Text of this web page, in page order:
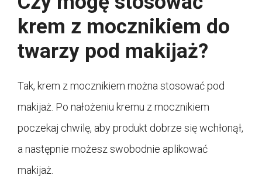
krem z mocznikiem do
twarzy pod makijaż?
Tak, krem z mocznikiem można stosować pod
makijaż. Po nałożeniu kremu z mocznikiem
poczekaj chwilę, aby produkt dobrze się wchłonął,
a następnie możesz swobodnie aplikować
makijaż.